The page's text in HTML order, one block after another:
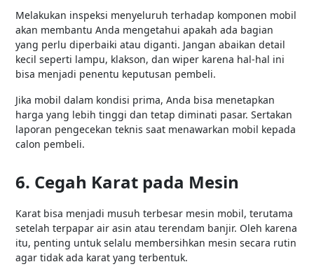
Melakukan inspeksi menyeluruh terhadap komponen mobil
akan membantu Anda mengetahui apakah ada bagian
yang perlu diperbaiki atau diganti. Jangan abaikan detail
kecil seperti lampu, klakson, dan wiper karena hal-hal ini
bisa menjadi penentu keputusan pembeli.
Jika mobil dalam kondisi prima, Anda bisa menetapkan
harga yang lebih tinggi dan tetap diminati pasar. Sertakan
laporan pengecekan teknis saat menawarkan mobil kepada
calon pembeli.
6. Cegah Karat pada Mesin
Karat bisa menjadi musuh terbesar mesin mobil, terutama
setelah terpapar air asin atau terendam banjir. Oleh karena
itu, penting untuk selalu membersihkan mesin secara rutin
agar tidak ada karat yang terbentuk.